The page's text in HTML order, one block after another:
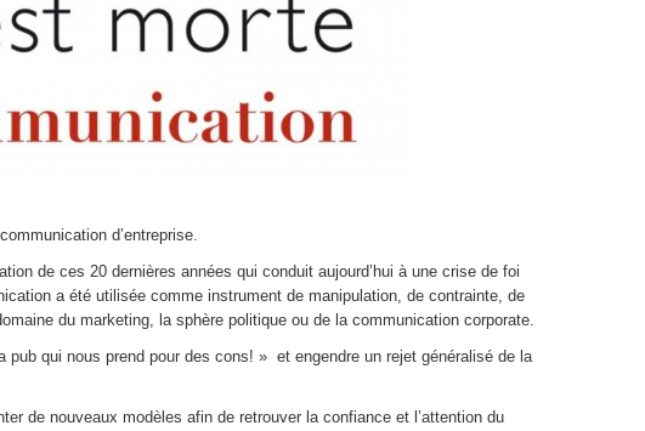
d’entreprise.
de ces 20 dernières années qui conduit aujourd’hui à une crise de foi
a été utilisée comme instrument de manipulation, de contrainte, de
du marketing, la sphère politique ou de la communication corporate.
qui nous prend pour des cons! » et engendre un rejet généralisé de la
de nouveaux modèles afin de retrouver la confiance et l’attention du